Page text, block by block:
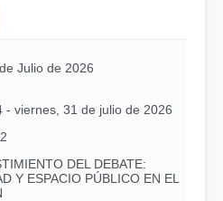
Julio de 2026
- viernes, 31 de julio de 2026
DEL DEBATE:
Y ESPACIO PÚBLICO EN EL